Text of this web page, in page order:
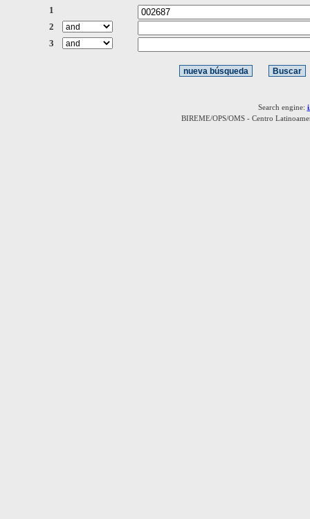
1
2
3
Search engine:
BIREME/OPS/OMS - Centro